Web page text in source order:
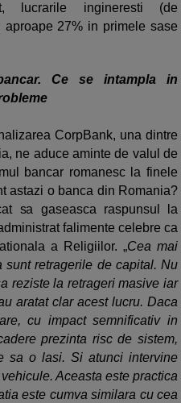
lucrarile ingineresti (de
aproape 27% in primele sase
Ce se intampla in
CorpBank, una dintre
ne aduce aminte de valul de
bancar romanesc la finele
astazi o banca din Romania?
sa gaseasca raspunsul la
falimente celebre ca
a Religiilor. „Cea mai
sunt retragerile de capital. Nu
reziste la retrageri masive iar
aratat clar acest lucru. Daca
cu impact semnificativ in
prezinta risc de sistem,
sa o lasi. Si atunci intervine
Aceasta este practica
este cumva similara cu cea